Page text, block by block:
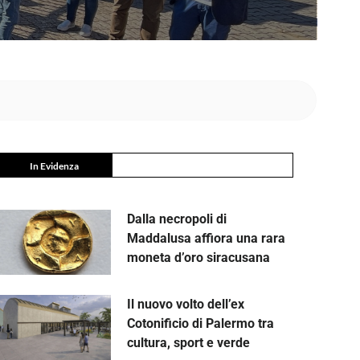
In Evidenza
Dalla necropoli di
Maddalusa affiora una rara
moneta d’oro siracusana
Il nuovo volto dell’ex
Cotonificio di Palermo tra
cultura, sport e verde